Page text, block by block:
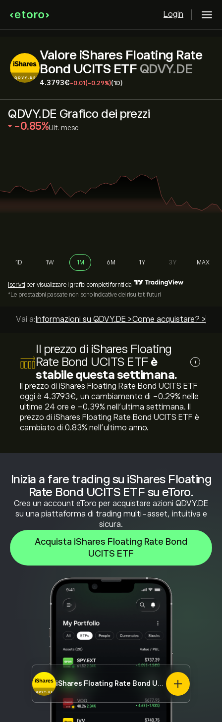
Login
Valore iShares Floating Rate
Bond UCITS ETF QDVY.DE
4.3793‎€‎-0.01 (-0.29%)(1D)
Inizia a fare trading su iShares Floating
Rate Bond UCITS ETF su eToro.
Crea un account eToro per acquistare azioni QDVY.DE
su una piattaforma di trading multi-asset, intuitiva e
sicura.
Acquista iShares Floating Rate Bond
UCITS ETF
iShares Floating Rate Bond UCITS ETF
QDVY.DE Grafico dei prezzi
‎-0.85‎ Ult. mese
1D 1W 1M 6M 1Y 3Y MAX
Iscriviti per visualizzare i grafici completi forniti da
*Le prestazioni passate non sono indicative dei risultati futuri
Vai a: Informazioni su QDVY.DE >Come acquistare? >
Il prezzo di iShares Floating
Rate Bond UCITS ETF è
stabile questa settimana.
i
Il prezzo di iShares Floating Rate Bond UCITS ETF
oggi è 4.3793‎€‎, un cambiamento di ‎-0.29‎% nelle
ultime 24 ore e ‎-0.39‎% nell'ultima settimana. Il
prezzo di iShares Floating Rate Bond UCITS ETF è
cambiato di ‎0.83‎% nell'ultimo anno.